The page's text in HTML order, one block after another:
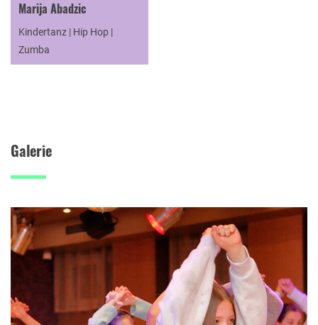
Marija Abadzic
Kindertanz | Hip Hop |
Zumba
Galerie